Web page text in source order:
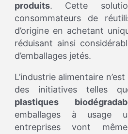
produits. Cette
consommateurs de
d’origine en achetant
réduisant ainsi
d’emballages jetés.
L’industrie alimentaire
des initiatives telles
plastiques
emballages à usage
entreprises vont